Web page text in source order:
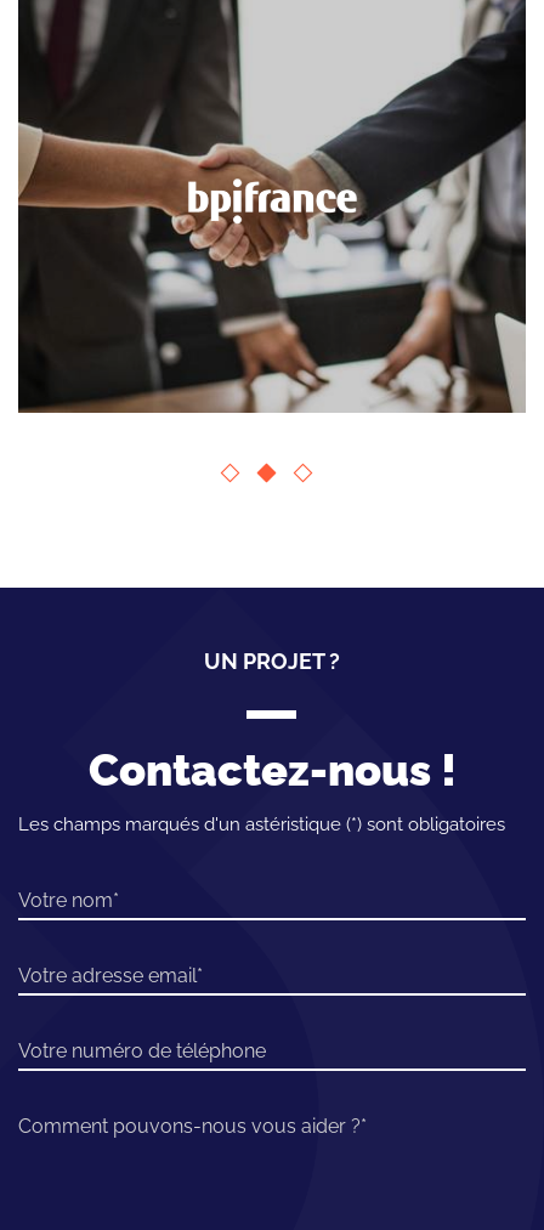
UN PROJET ?
Contactez-nous !
Les champs marqués d'un astéristique (*) sont obligatoires
Votre nom
Votre adresse email
Votre numéro de téléphone
Comment pouvons-nous vous aider ?